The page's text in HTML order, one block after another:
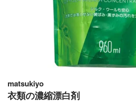
matsukiyo
衣類の濃縮漂白剤